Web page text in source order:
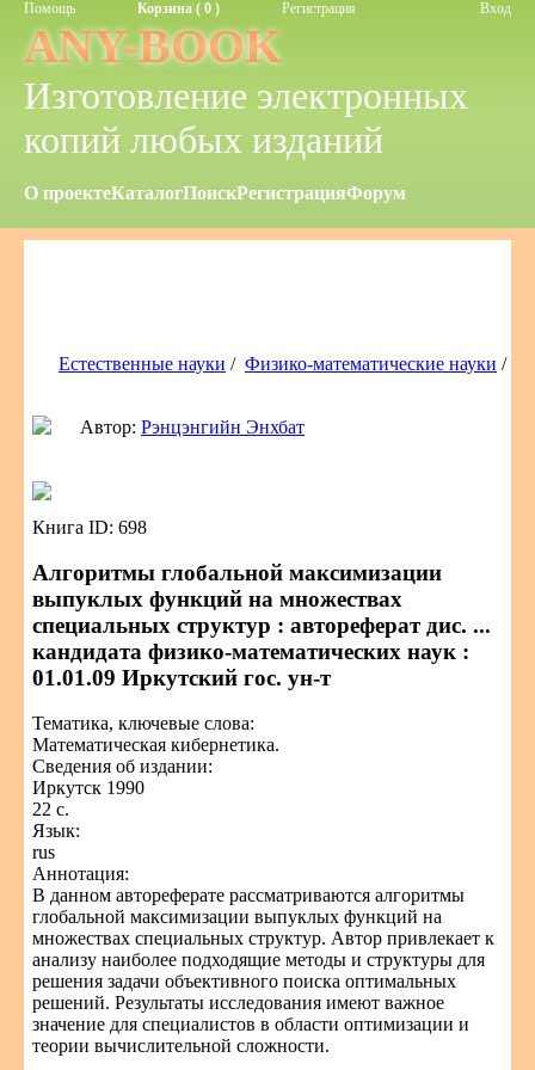
Помощь Корзина ( 0 ) Регистрация Вход
ANY-BOOK
Изготовление электронных
копий любых изданий
О проектеКаталогПоискРегистрацияФорум
Естественные науки / Физико-математические науки /
Автор: Рэнцэнгийн Энхбат
Книга ID: 698
Алгоритмы глобальной максимизации
выпуклых функций на множествах
специальных структур : автореферат дис. ...
кандидата физико-математических наук :
01.01.09 Иркутский гос. ун-т
Тематика, ключевые слова:
Математическая кибернетика.
Сведения об издании:
Иркутск 1990
22 с.
Язык:
rus
Аннотация:
В данном автореферате рассматриваются алгоритмы
глобальной максимизации выпуклых функций на
множествах специальных структур. Автор привлекает к
анализу наиболее подходящие методы и структуры для
решения задачи объективного поиска оптимальных
решений. Результаты исследования имеют важное
значение для специалистов в области оптимизации и
теории вычислительной сложности.